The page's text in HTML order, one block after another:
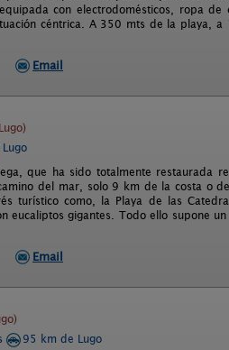
con electrodomésticos, ropa de
céntrica. A 350 mts de la playa,
Email
que ha sido totalmente restaurada
del mar, solo 9 km de la costa o
turístico como, la Playa de las
eucaliptos gigantes. Todo ello supone
Email
95 km de Lugo